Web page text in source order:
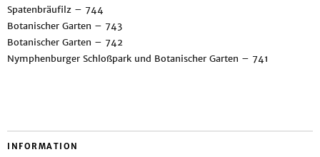
Spatenbräufilz – 744
Botanischer Garten – 743
Botanischer Garten – 742
Nymphenburger Schloßpark und Botanischer Garten – 741
INFORMATION